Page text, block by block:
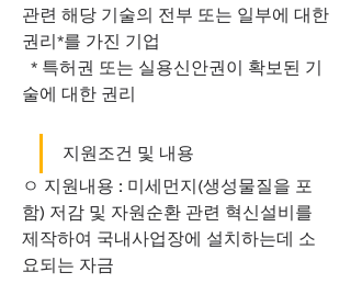
관련 해당 기술의 전부 또는 일부에 대한
권리*를 가진 기업
* 특허권 또는 실용신안권이 확보된 기
술에 대한 권리
지원조건 및 내용
ㅇ 지원내용 : 미세먼지(생성물질을 포
함) 저감 및 자원순환 관련 혁신설비를
제작하여 국내사업장에 설치하는데 소
요되는 자금